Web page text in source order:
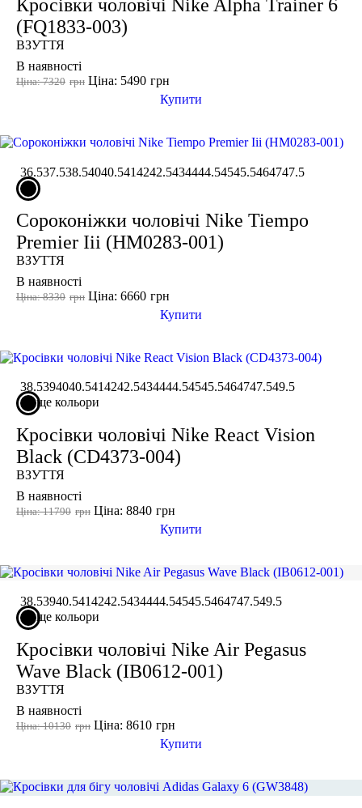
Ryderwear
Кросівки чоловічі Nike Alpha Trainer 6
(FQ1833-003)
ВЗУТТЯ
В наявності
грн
Ціна: 7320 грн
Ціна: 5490
Купити
36.537.538.54040.5414242.5434444.54545.5464747.5
Сороконіжки чоловічі Nike Tiempo
Premier Iii (HM0283-001)
ВЗУТТЯ
В наявності
грн
Ціна: 8330 грн
Ціна: 6660
Купити
38.5394040.5414242.5434444.54545.5464747.549.5
ще кольори
Кросівки чоловічі Nike React Vision
Black (CD4373-004)
ВЗУТТЯ
В наявності
грн
Ціна: 11790 грн
Ціна: 8840
Купити
38.53940.5414242.5434444.54545.5464747.549.5
ще кольори
Кросівки чоловічі Nike Air Pegasus
Wave Black (IB0612-001)
ВЗУТТЯ
В наявності
грн
Ціна: 10130 грн
Ціна: 8610
Купити